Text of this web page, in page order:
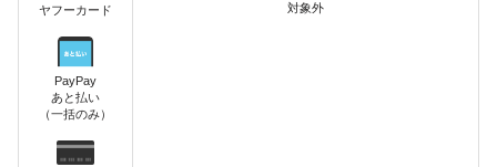
ヤフーカード
PayPay
あと払い
（一括のみ）
対象外